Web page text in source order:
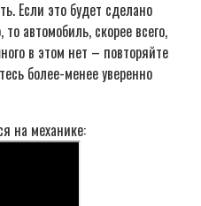
Если это будет сделано
автомобиль, скорее всего,
в этом нет – повторяйте
более-менее уверенно
на механике: